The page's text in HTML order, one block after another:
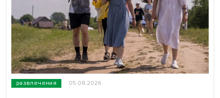
развлечения 05.08.2026